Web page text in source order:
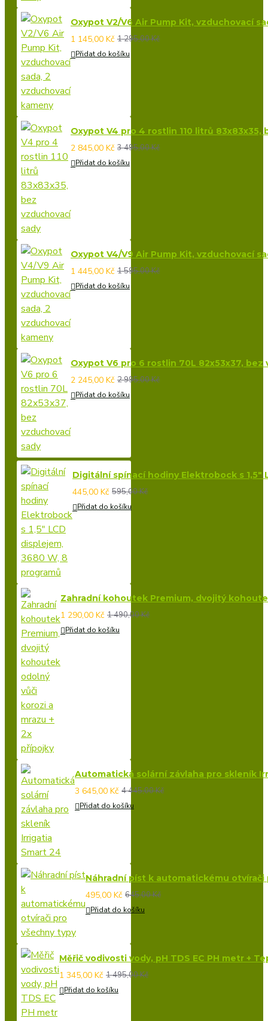
Oxypot V2/V6 Air Pump Kit, vzduchovací
1 145,00 Kč 1 295,00 Kč
Přidat do košíku
Oxypot V4 pro 4 rostlin 110 litrů 83x83x35,
2 845,00 Kč 3 495,00 Kč
Přidat do košíku
Oxypot V4/V9 Air Pump Kit, vzduchovací
1 445,00 Kč 1 595,00 Kč
Přidat do košíku
Oxypot V6 pro 6 rostlin 70L 82x53x37, bez
2 245,00 Kč 2 995,00 Kč
Přidat do košíku
Digitální spínací hodiny Elektrobock s 1,5"
445,00 Kč 595,00 Kč
Přidat do košíku
Zahradní kohoutek Premium, dvojitý
1 290,00 Kč 1 490,00 Kč
Přidat do košíku
Automatická solární závlaha pro skleník
3 645,00 Kč 4 445,00 Kč
Přidat do košíku
Náhradní píst k automatickému otvírači
495,00 Kč 645,00 Kč
Přidat do košíku
Měřič vodivosti vody, pH TDS EC PH metr +
1 345,00 Kč 1 495,00 Kč
Přidat do košíku